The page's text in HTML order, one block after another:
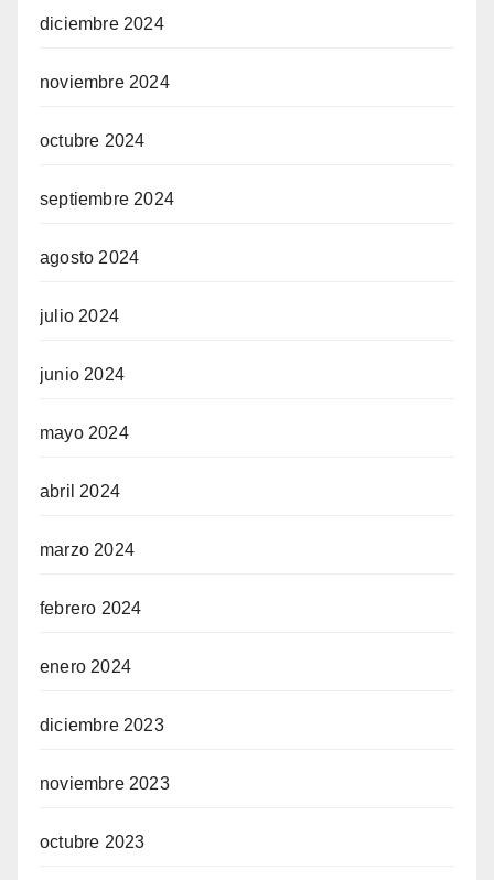
diciembre 2024
noviembre 2024
octubre 2024
septiembre 2024
agosto 2024
julio 2024
junio 2024
mayo 2024
abril 2024
marzo 2024
febrero 2024
enero 2024
diciembre 2023
noviembre 2023
octubre 2023